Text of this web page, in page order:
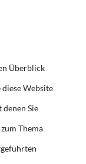
Überblick
diese Website
Sie
Thema